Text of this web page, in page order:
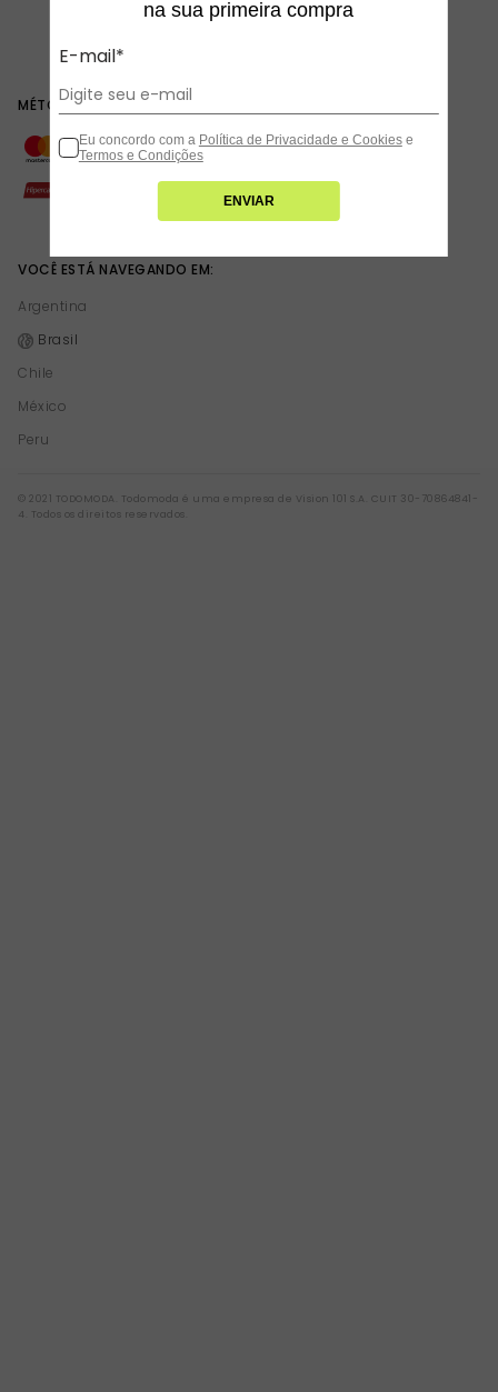
MÉTODOS DE PAGAMENTO
VOCÊ ESTÁ NAVEGANDO EM:
Argentina
Brasil
Chile
México
Peru
© 2021 TODOMODA. Todomoda é uma empresa de Vision 101 S.A. CUIT 30-70864841-
4. Todos os direitos reservados.
na sua primeira compra
E-mail*
Eu concordo com a Política de Privacidade e Cookiese
Termos e Condições
ENVIAR